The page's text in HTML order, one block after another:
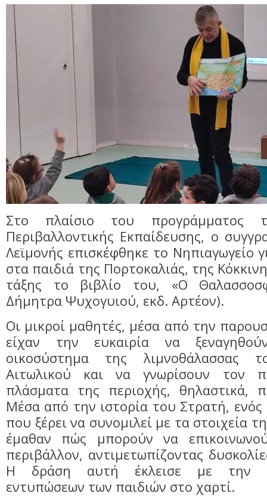
Στο πλαίσιο του προγράμματος
Περιβαλλοντικής Εκπαίδευσης, ο
Λεϊμονής επισκέφθηκε το Νηπιαγωγείο
στα παιδιά της Πορτοκαλιάς, της
τάξης το βιβλίο του, «Ο
Δήμητρα Ψυχογυιού, εκδ. Αρτέον).
Οι μικροί μαθητές, μέσα από την
είχαν την ευκαιρία να
οικοσύστημα της λιμνοθάλασσας
Αιτωλικού και να γνωρίσουν τον
πλάσματα της περιοχής, θηλαστικά,
Μέσα από την ιστορία του Στρατή, ενός
που ξέρει να συνομιλεί με τα στοιχεία
έμαθαν πώς μπορούν να
περιβάλλον, αντιμετωπίζοντας
Η δράση αυτή έκλεισε με την
εντυπώσεων των παιδιών στο χαρτί.